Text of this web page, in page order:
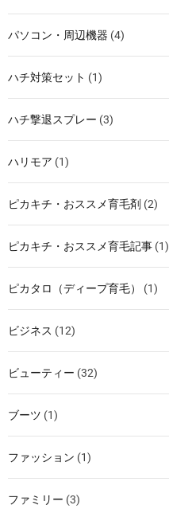
パソコン・周辺機器 (4)
ハチ対策セット (1)
ハチ撃退スプレー (3)
ハリモア (1)
ピカキチ・おススメ育毛剤 (2)
ピカキチ・おススメ育毛記事 (1)
ピカタロ（ディープ育毛） (1)
ビジネス (12)
ビューティー (32)
ブーツ (1)
ファッション (1)
ファミリー (3)